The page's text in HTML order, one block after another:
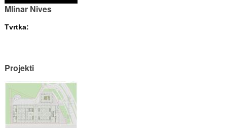
Mlinar Nives
Tvrtka:
Projekti